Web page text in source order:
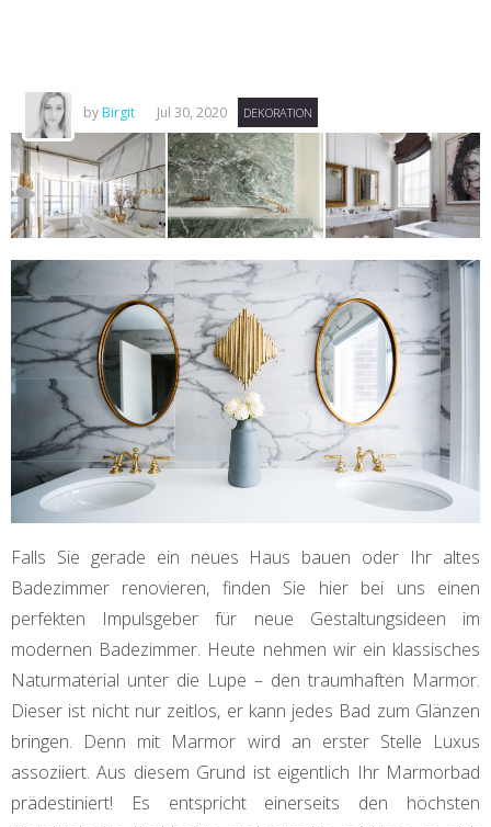
by Birgit Jul 30, 2020 DEKORATION
Falls Sie gerade ein neues Haus bauen oder Ihr altes
Badezimmer renovieren, finden Sie hier bei uns einen
perfekten Impulsgeber für neue Gestaltungsideen im
modernen Badezimmer. Heute nehmen wir ein klassisches
Naturmaterial unter die Lupe – den traumhaften Marmor.
Dieser ist nicht nur zeitlos, er kann jedes Bad zum Glänzen
bringen. Denn mit Marmor wird an erster Stelle Luxus
assoziiert. Aus diesem Grund ist eigentlich Ihr Marmorbad
prädestiniert! Es entspricht einerseits den höchsten